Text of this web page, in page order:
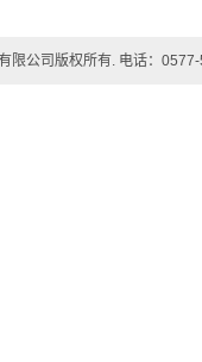
限公司版权所有. 电话：